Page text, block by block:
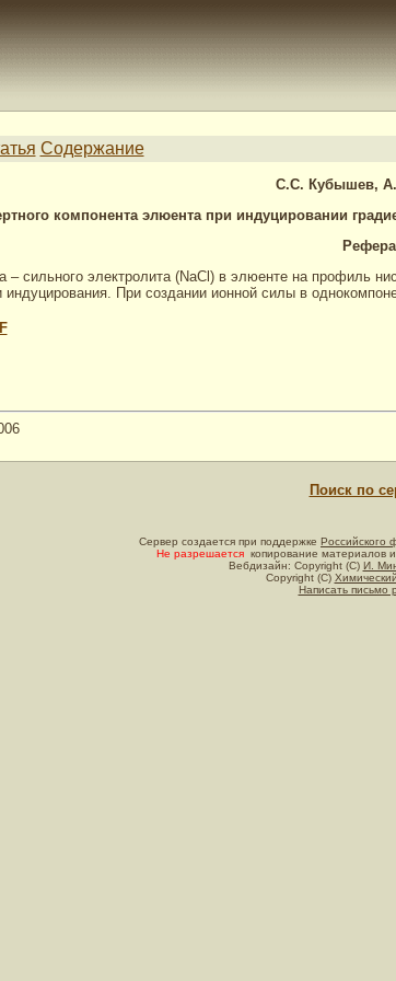
Содержание
С.С. Кубышев,
компонента элюента при индуцировании
– сильного электролита (NaCl) в элюенте на профиль
При создании ионной силы в
Поиск по
Сервер создается при поддержке Российского
Не разрешается копирование материалов
Вебдизайн: Copyright (C) И.
Copyright (C)
Написать письмо